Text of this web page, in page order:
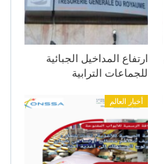
ارتفاع المداخيل الجبائية
للجماعات الترابية
أخبار العالم